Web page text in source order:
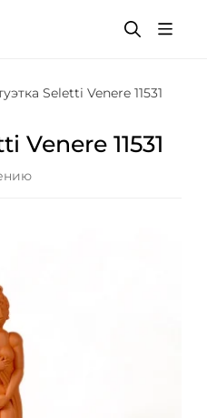
Seletti Venere 11531
Venere 11531